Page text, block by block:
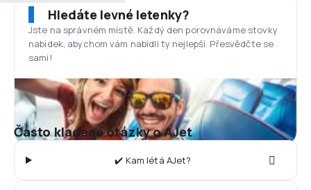
Hledáte levné letenky?
Jste na správném místě. Každý den porovnáváme stovky
nabídek, abychom vám nabídli ty nejlepší. Přesvědčte se
sami!
Často kladené otázky o AJet
✔️ Kam létá AJet?